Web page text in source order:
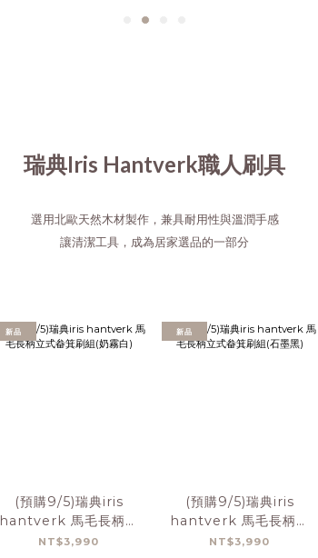
瑞典Iris Hantverk職人刷具
選用北歐天然木材製作，兼具耐用性與溫潤手感
讓清潔工具，成為居家選品的一部分
新品
(預購9/5)瑞典iris
hantverk 馬毛長柄立
式畚箕刷組(奶霧白)
NT$3,990
新品
(預購9/5)瑞典iris
hantverk 馬毛長柄立
式畚箕刷組(石墨黑)
NT$3,990